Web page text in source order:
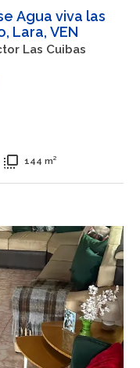
Agua viva las
Lara, VEN
Las Cuibas
flip_to_front 144 m²